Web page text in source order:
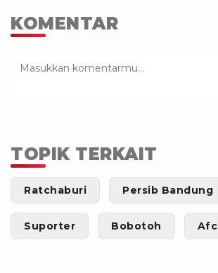
KOMENTAR
TOPIK TERKAIT
Ratchaburi Persib Bandung
Suporter Bobotoh Afc